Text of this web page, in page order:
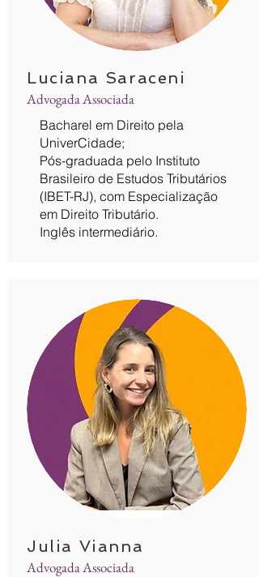
Luciana Saraceni
Advogada Associada
Bacharel em Direito pela
UniverCidade;
Pós-graduada pelo Instituto
Brasileiro de Estudos Tributários
(IBET-RJ), com Especialização
em Direito Tributário.
Inglês intermediário.
Julia Vianna
Advogada Associada